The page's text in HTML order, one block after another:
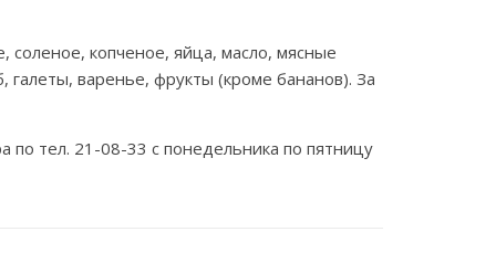
копченое, яйца, масло, мясные
варенье, фрукты (кроме бананов). За
тел. 21-08-33 с понедельника по пятницу